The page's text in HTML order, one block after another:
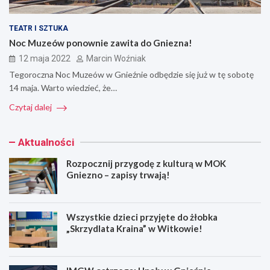
TEATR I SZTUKA
Noc Muzeów ponownie zawita do Gniezna!
12 maja 2022 Marcin Woźniak
Tegoroczna Noc Muzeów w Gnieźnie odbędzie się już w tę sobotę
14 maja. Warto wiedzieć, że…
Czytaj dalej
Aktualności
Rozpocznij przygodę z kulturą w MOK
Gniezno – zapisy trwają!
Wszystkie dzieci przyjęte do żłobka
„Skrzydlata Kraina” w Witkowie!